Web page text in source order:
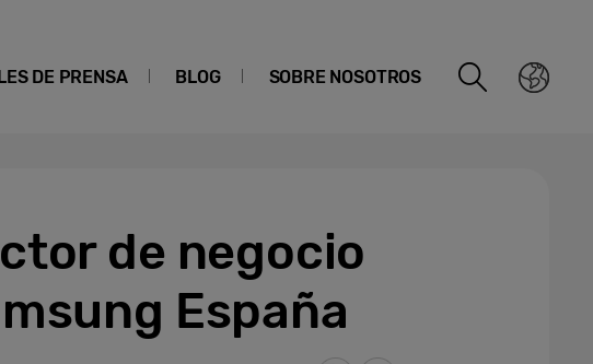
DE PRENSA BLOG SOBRE NOSOTROS
de negocio
España